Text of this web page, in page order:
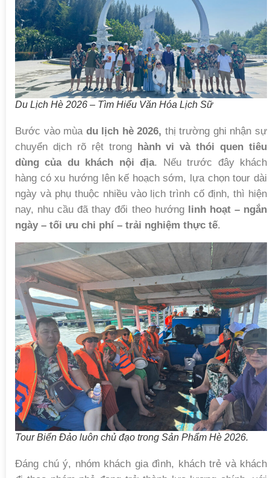
Du Lịch Hè 2026 – Tìm Hiểu Văn Hóa Lịch Sữ
Bước vào mùa du lịch hè 2026, thị trường ghi nhận sự
chuyển dịch rõ rệt trong
hành vi và thói quen tiêu
dùng của du khách nội địa. Nếu trước đây khách
hàng có xu hướng lên kế hoạch sớm, lựa chọn tour dài
ngày và phụ thuộc nhiều vào lịch trình cố định, thì hiện
nay, nhu cầu đã thay đổi theo hướng
linh hoạt – ngắn
ngày – tối ưu chi phí – trải nghiệm thực tế.
Tour Biển Đảo luôn chủ đạo trong Sản Phẩm Hè 2026.
Đáng chú ý, nhóm khách gia đình, khách trẻ và khách